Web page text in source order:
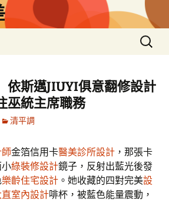
搜
尋
鍵
字:
依斯邁JIUYI俱意翻修設計
巫統主席職務
清平調
金箔信用卡醫美診所設計 ，那張卡
小綠裝修設計鏡子，反射出藍光後發
樂齡住宅設計 。她收藏的四對完美設
直室內設計啡杯，被藍色能量震動，